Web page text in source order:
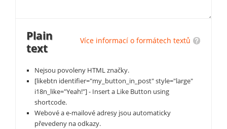
Více informací o formátech textů
Plain
text
Nejsou povoleny HTML značky.
[likebtn identifier="my_button_in_post" style="large"
i18n_like="Yeah!"] - Insert a Like Button using
shortcode.
Webové a e-mailové adresy jsou automaticky
převedeny na odkazy.